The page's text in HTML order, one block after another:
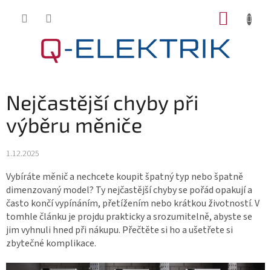
Nejčastější chyby při
výběru měniče
1.12.2025
Vybíráte měnič a nechcete koupit špatný typ nebo špatně
dimenzovaný model? Ty nejčastější chyby se pořád opakují a
často končí vypínáním, přetížením nebo krátkou životností. V
tomhle článku je projdu prakticky a srozumitelně, abyste se
jim vyhnuli hned při nákupu. Přečtěte si ho a ušetřete si
zbytečné komplikace.